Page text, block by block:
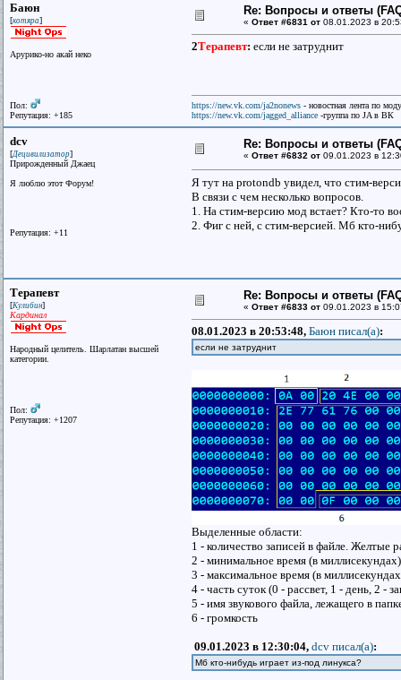
Баюн
[котяра]
Арурико-но акай неко
Пол:
Репутация: +185
Re: Вопросы и ответы
« Ответ #6831 от 08.01.2023 в
2Терапевт: если не затруднит
https://new.vk.com/ja2nonews - новостная лента по
https://new.vk.com/jagged_alliance -группа по JA в ВК
dcv
[Децивилизатор]
Прирожденный Джаец
Я люблю этот Форум!
Репутация: +11
Re: Вопросы и ответы
« Ответ #6832 от 09.01.2023 в
Я тут на protondb увидел, что стим-
В связи с чем несколько вопросов.
1. На стим-версию мод встает? Кто-то
2. Фиг с ней, с стим-версией. Мб кто-
Терапевт
[Кулибин]
Кардинал
Народный целитель. Шарлатан высшей
категории.
Пол:
Репутация: +1207
Re: Вопросы и ответы
« Ответ #6833 от 09.01.2023 в
08.01.2023 в 20:53:48, Баюн писал(a):
если не затруднит
Выделенные области:
1 - количество записей в файле. Желтые
2 - минимальное время (в
3 - максимальное время (в
4 - часть суток (0 - рассвет, 1 - день, 2 -
5 - имя звукового файла, лежащего в
6 - громкость
09.01.2023 в 12:30:04, dcv писал(a):
Мб кто-нибудь играет из-под линукса?